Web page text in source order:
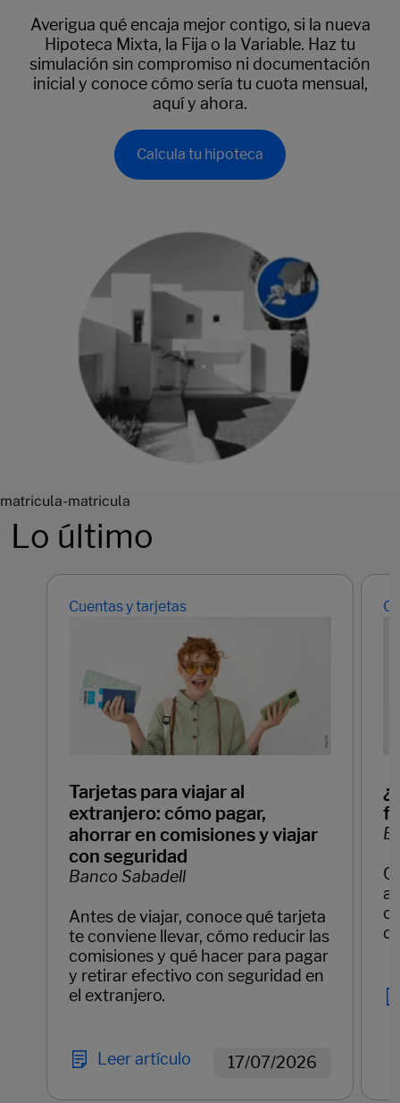
Averigua qué encaja mejor contigo, si la nueva
Hipoteca Mixta, la Fija o la Variable. Haz tu
simulación sin compromiso ni documentación
inicial y conoce cómo sería tu cuota mensual,
aquí y ahora.
Calcula tu hipoteca
matricula-matricula
Lo último
Cuentas y tarjetas
Tarjetas para viajar al
extranjero: cómo pagar,
ahorrar en comisiones y viajar
con seguridad
Banco Sabadell
Antes de viajar, conoce qué tarjeta
te conviene llevar, cómo reducir las
comisiones y qué hacer para pagar
y retirar efectivo con seguridad en
el extranjero.
Leer artículo 17/07/2026